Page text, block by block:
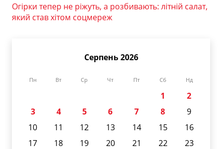
Огірки тепер не ріжуть, а розбивають: літній салат,
який став хітом соцмереж
Серпень 2026
Пн Вт Ср Чт Пт Сб Нд
1
2
3
4 5 6 7 8
9
10
11 12 13 14 15
16
17
18 19 20 21 22
23